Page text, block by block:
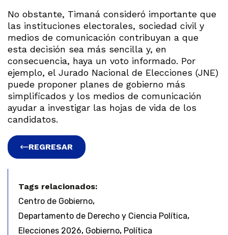
No obstante, Timaná consideró importante que
las instituciones electorales, sociedad civil y
medios de comunicación contribuyan a que
esta decisión sea más sencilla y, en
consecuencia, haya un voto informado. Por
ejemplo, el Jurado Nacional de Elecciones (JNE)
puede proponer planes de gobierno más
simplificados y los medios de comunicación
ayudar a investigar las hojas de vida de los
candidatos.
REGRESAR
Tags relacionados:
Centro de Gobierno,
Departamento de Derecho y Ciencia Política,
Elecciones 2026, Gobierno, Política